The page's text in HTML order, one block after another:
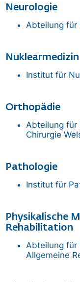
Neurologie
Abteilung für
Nuklearmedizin
Institut für
Orthopädie
Abteilung für
Chirurgie
Pathologie
Institut für
Physikalische
Rehabilitation
Abteilung für
Allgemeine